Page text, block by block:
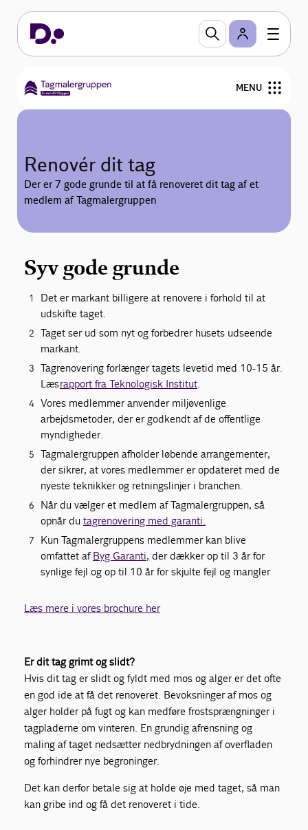
MENU
Om os
Renovér dit tag
Galleri
Medlemsoversigt
Renovér dit tag
Der er 7 gode grunde til at få renoveret dit tag af et
medlem af Tagmalergruppen
Syv gode grunde
Det er markant billigere at renovere i forhold til at
udskifte taget.
Taget ser ud som nyt og forbedrer husets udseende
markant.
Tagrenovering forlænger tagets levetid med 10-15 år.
Læsrapport fra Teknologisk Institut.
Vores medlemmer anvender miljøvenlige
arbejdsmetoder, der er godkendt af de offentlige
myndigheder.
Tagmalergruppen afholder løbende arrangementer,
der sikrer, at vores medlemmer er opdateret med de
nyeste teknikker og retningslinjer i branchen.
Når du vælger et medlem af Tagmalergruppen, så
opnår du tagrenovering med garanti.
Kun Tagmalergruppens medlemmer kan blive
omfattet af Byg Garanti, der dækker op til 3 år for
synlige fejl og op til 10 år for skjulte fejl og mangler
Læs mere i vores brochure her
Er dit tag grimt og slidt?
Hvis dit tag er slidt og fyldt med mos og alger er det ofte
en god ide at få det renoveret. Bevoksninger af mos og
alger holder på fugt og kan medføre frostsprængninger i
tagpladerne om vinteren. En grundig afrensning og
maling af taget nedsætter nedbrydningen af overfladen
og forhindrer nye begroninger.
Det kan derfor betale sig at holde øje med taget, så man
kan gribe ind og få det renoveret i tide.